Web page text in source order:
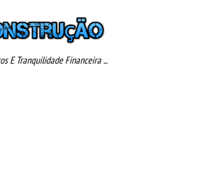
E Tranquilidade Financeira ...